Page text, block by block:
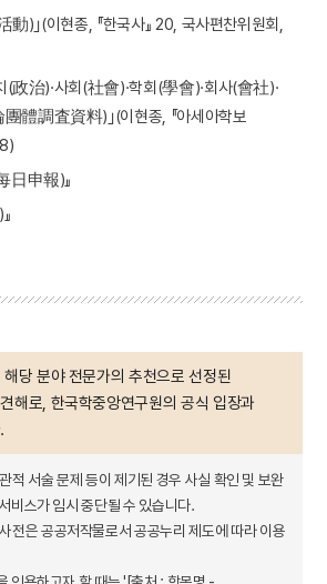
)｣(이현종, 『한국사』 20, 국사편찬위원회,
政治)·사회(社會)·학회(學會)·회사(會社)·
體調査資料)｣(이현종, 『아세아학보
日申報)』
당 분야 전문가의 추천으로 선정된
해로, 한국학중앙연구원의 공식 입장과
적 서술 문제 등이 제기된 경우 사실 확인 및 보완
비스가 임시 중단될 수 있습니다.
전은 공공저작물로서 공공누리 제도에 따라 이용